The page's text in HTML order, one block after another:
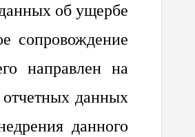
об ущербе
сопровождение
направлен на
данных
данного